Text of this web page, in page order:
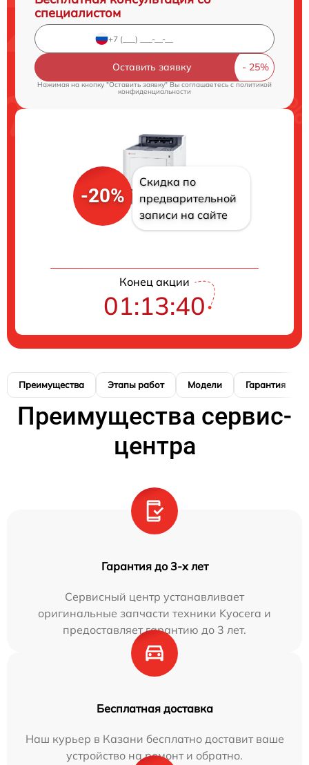
специалистом
Оставить заявку
Нажимая на кнопку "Оставить заявку" Вы соглашаетесь cполитикой
конфиденциальности
-20%
Скидка по
предварительной
записи на сайте
Конец акции
01:13:39
Преимущества Этапы работ Модели Гарантия
Преимущества сервис-
центра
Гарантия до 3-х лет
Сервисный центр устанавливает
оригинальные запчасти техники Kyocera и
предоставляет гарантию до 3 лет.
Бесплатная доставка
Наш курьер в Казани бесплатно доставит ваше
устройство на ремонт и обратно.